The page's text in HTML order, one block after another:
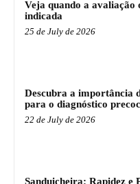
Veja quando a avaliação
indicada
25 de July de 2026
Descubra a importância
para o diagnóstico
22 de July de 2026
Sanduicheira: Rapidez e